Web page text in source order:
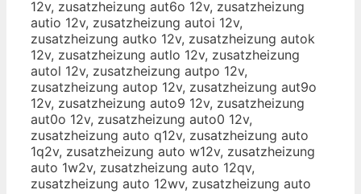
12v, zusatzheizung aut6o 12v, zusatzheizung
autio 12v, zusatzheizung autoi 12v,
zusatzheizung autko 12v, zusatzheizung autok
12v, zusatzheizung autlo 12v, zusatzheizung
autol 12v, zusatzheizung autpo 12v,
zusatzheizung autop 12v, zusatzheizung aut9o
12v, zusatzheizung auto9 12v, zusatzheizung
aut0o 12v, zusatzheizung auto0 12v,
zusatzheizung auto q12v, zusatzheizung auto
1q2v, zusatzheizung auto w12v, zusatzheizung
auto 1w2v, zusatzheizung auto 12qv,
zusatzheizung auto 12wv, zusatzheizung auto